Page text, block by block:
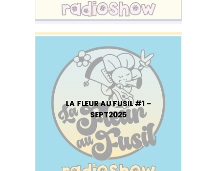
LA FLEUR AU FUSIL #1 –
SEPT2025